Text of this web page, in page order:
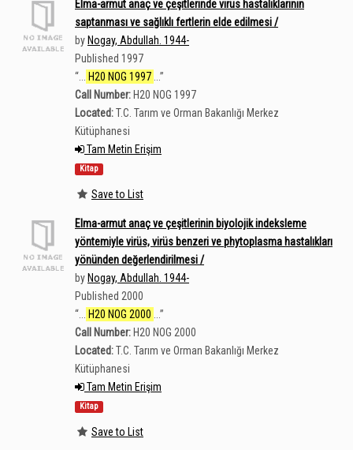
Elma-armut anaç ve çeşitlerinde virüs hastalıklarının
saptanması ve sağlıklı fertlerin elde edilmesi /
by Nogay, Abdullah. 1944-
Published 1997
“
H20 NOG 1997
”
Call Number: H20 NOG 1997
Located:T.C. Tarım ve Orman Bakanlığı Merkez
Kütüphanesi
Tam Metin Erişim
Kitap
Save to List
Elma-armut anaç ve çeşitlerinin biyolojik indeksleme
yöntemiyle virüs, virüs benzeri ve phytoplasma hastalıkları
yönünden değerlendirilmesi /
by Nogay, Abdullah. 1944-
Published 2000
“
H20 NOG 2000
”
Call Number: H20 NOG 2000
Located:T.C. Tarım ve Orman Bakanlığı Merkez
Kütüphanesi
Tam Metin Erişim
Kitap
Save to List